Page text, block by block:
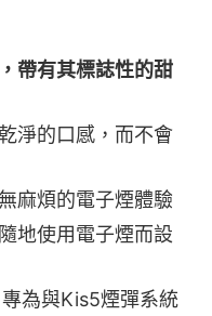
帶有其標誌性的甜
淨的口感，而不會
麻煩的電子煙體驗
地使用電子煙而設
專為與Kis5煙彈系統